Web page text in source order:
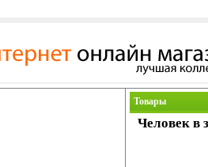
Товары
Человек в